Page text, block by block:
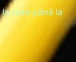
core până la